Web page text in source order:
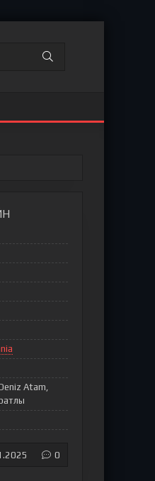
Atam,
0